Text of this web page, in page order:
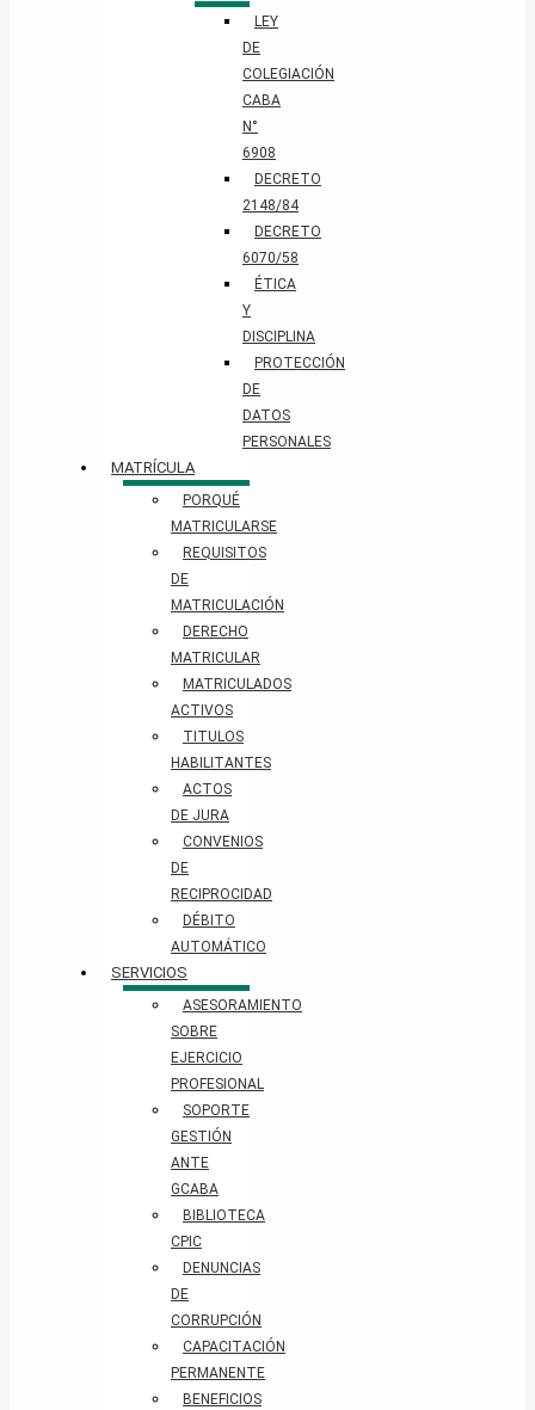
LEY
DE
COLEGIACIÓN
CABA
N°
6908
DECRETO
2148/84
DECRETO
6070/58
ÉTICA
Y
DISCIPLINA
PROTECCIÓN
DE
DATOS
PERSONALES​
MATRÍCULA
PORQUÉ
MATRICULARSE
REQUISITOS
DE
MATRICULACIÓN
DERECHO
MATRICULAR
MATRICULADOS
ACTIVOS
TITULOS
HABILITANTES
ACTOS
DE JURA
CONVENIOS
DE
RECIPROCIDAD
DÉBITO
AUTOMÁTICO
SERVICIOS
ASESORAMIENTO
SOBRE
EJERCICIO
PROFESIONAL
SOPORTE
GESTIÓN
ANTE
GCABA
BIBLIOTECA
CPIC
DENUNCIAS
DE
CORRUPCIÓN
CAPACITACIÓN
PERMANENTE
BENEFICIOS